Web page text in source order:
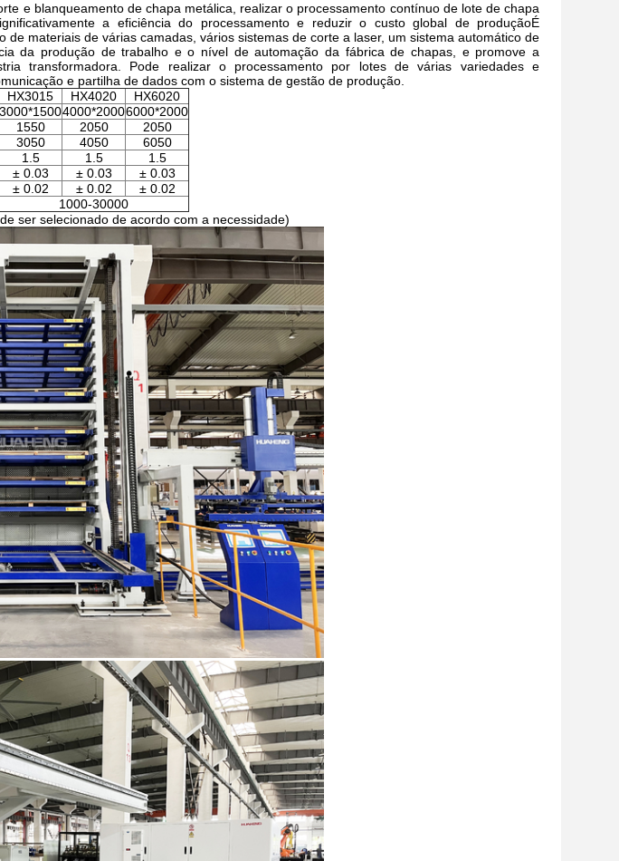
e blanqueamento de chapa metálica, realizar o processamento contínuo de lote de chapa
a eficiência do processamento e reduzir o custo global de produçãoÉ
materiais de várias camadas, vários sistemas de corte a laser, um sistema automático de
da produção de trabalho e o nível de automação da fábrica de chapas, e promove a
transformadora. Pode realizar o processamento por lotes de várias variedades e
e partilha de dados com o sistema de gestão de produção.
HX3015 HX4020
HX6020
3000*15004000*20006000*2000
1550 2050
2050
3050 4050
6050
1.5 1.5
1.5
± 0.03 ± 0.03
± 0.03
± 0.02 ± 0.02
± 0.02
1000-30000
ser selecionado de acordo com a necessidade)